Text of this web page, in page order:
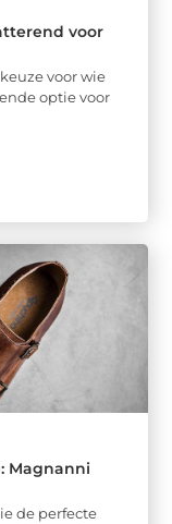
voor
voor wie
optie voor
Magnanni
de perfecte